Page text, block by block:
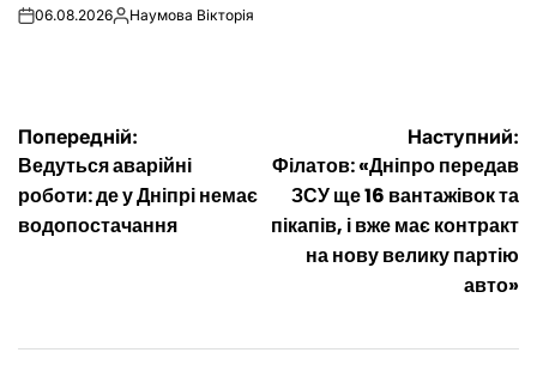
on06.08.2026Опубліковано
Наумова Вікторія
Навігація
записів
Попередній:
Ведуться аварійні
роботи: де у Дніпрі немає
водопостачання
Наступний:
Філатов: «Дніпро передав
ЗСУ ще 16 вантажівок та
пікапів, і вже має контракт
на нову велику партію
авто»